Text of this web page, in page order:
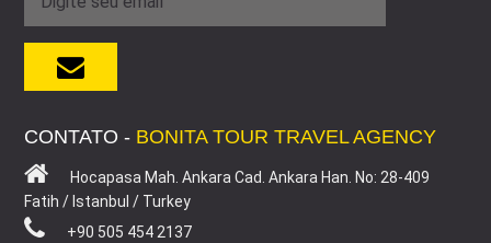
CONTATO - BONITA TOUR TRAVEL AGENCY
Hocapasa Mah. Ankara Cad. Ankara Han. No: 28-409
Fatih / Istanbul / Turkey
+90 505 454 2137